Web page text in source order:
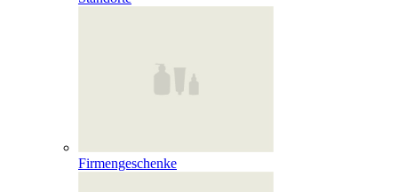
Firmengeschenke